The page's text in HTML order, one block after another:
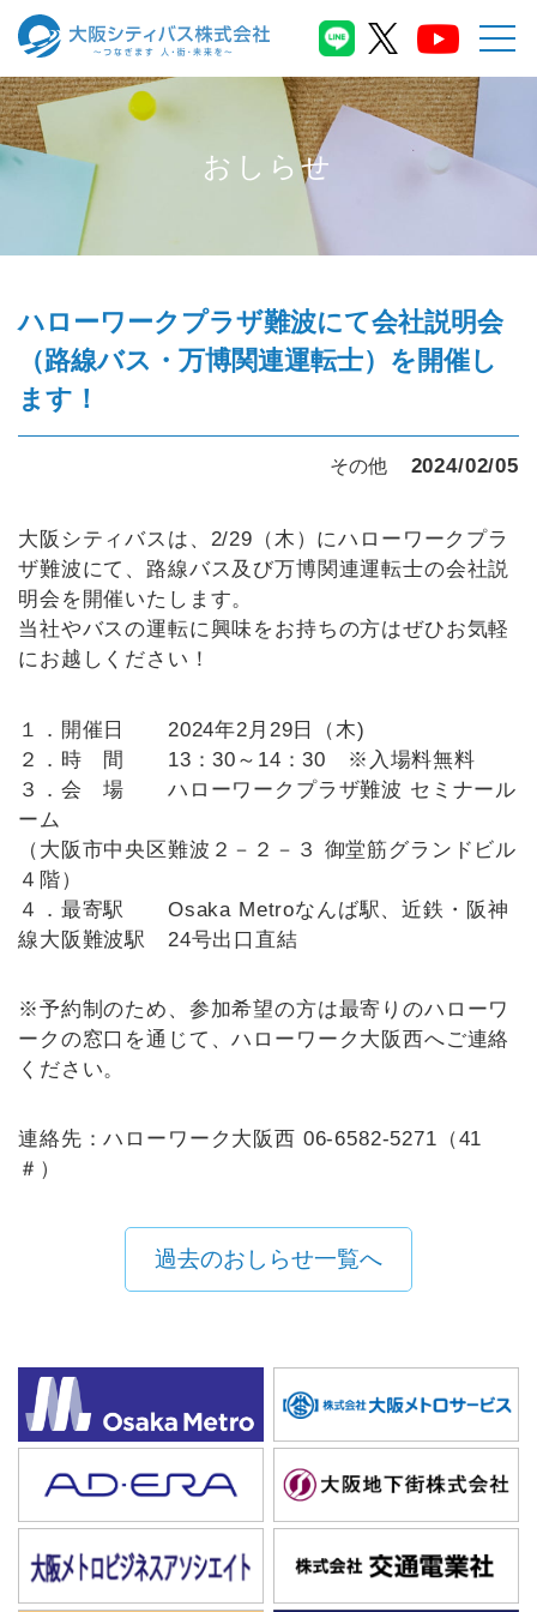
おしらせ
ハローワークプラザ難波にて会社説明会
（路線バス・万博関連運転士）を開催し
ます！
その他 2024/02/05
大阪シティバスは、2/29（木）にハローワークプラ
ザ難波にて、路線バス及び万博関連運転士の会社説
明会を開催いたします。
当社やバスの運転に興味をお持ちの方はぜひお気軽
にお越しください！
１．開催日 2024年2月29日（木)
２．時 間 13：30～14：30 ※入場料無料
３．会 場 ハローワークプラザ難波 セミナール
ーム
（大阪市中央区難波２－２－３ 御堂筋グランドビル
４階）
４．最寄駅 Osaka Metroなんば駅、近鉄・阪神
線大阪難波駅 24号出口直結
※予約制のため、参加希望の方は最寄りのハローワ
ークの窓口を通じて、ハローワーク大阪西へご連絡
ください。
連絡先：ハローワーク大阪西 06-6582-5271（41
＃）
過去のおしらせ一覧へ